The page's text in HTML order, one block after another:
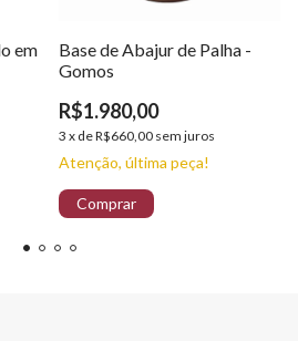
em
Base de Abajur de Palha -
Gomos
R$1.980,00
3 x deR$660,00 sem juros
Atenção, última peça!